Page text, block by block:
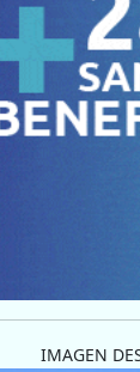
IMAGEN